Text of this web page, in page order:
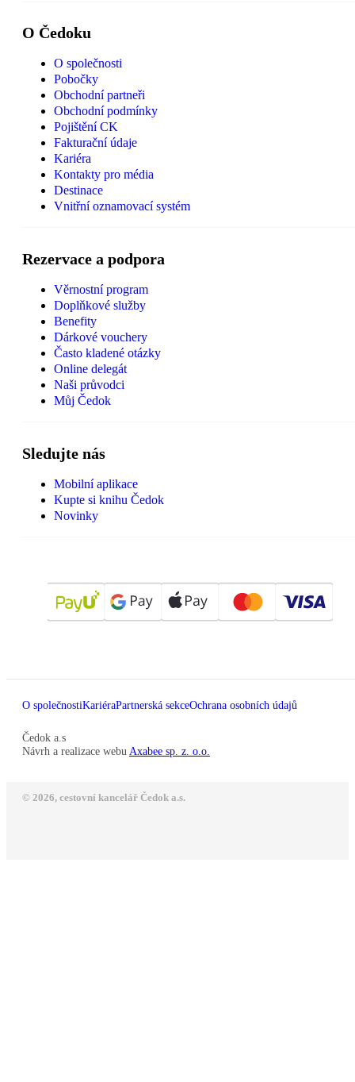
O Čedoku
O společnosti
Pobočky
Obchodní partneři
Obchodní podmínky
Pojištění CK
Fakturační údaje
Kariéra
Kontakty pro média
Destinace
Vnitřní oznamovací systém
Rezervace a podpora
Věrnostní program
Doplňkové služby
Benefity
Dárkové vouchery
Často kladené otázky
Online delegát
Naši průvodci
Můj Čedok
Sledujte nás
Mobilní aplikace
Kupte si knihu Čedok
Novinky
O společnostiKariéraPartnerská sekceOchrana osobních údajů
Čedok a.s
Návrh a realizace webu Axabee sp. z. o.o.
© 2026, cestovní kancelář Čedok a.s.